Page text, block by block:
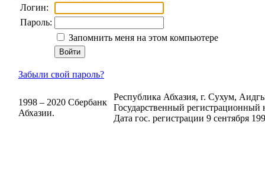
Логин:
Пароль:
Запомнить меня на этом компьютере
Забыли свой пароль?
1998 – 2020 Сбербанк
Абхазии.
Республика Абхазия, г. Сухум,
Государственный регистрационный
Дата гос. регистрации 9 сентября